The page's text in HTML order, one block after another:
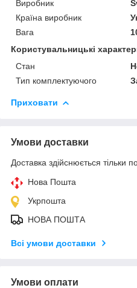
Виробник
Країна виробник
Вага
Користувальницькі
Стан
Тип комплектуючого
Приховати
Умови доставки
Доставка здійснюється тільки
Нова Пошта
Укрпошта
НОВА ПОШТА
Всі умови доставки
Умови оплати